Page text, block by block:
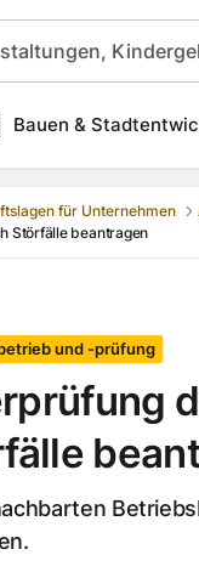
Bauen &
für Unternehmen
Störfälle beantragen
und -prüfung